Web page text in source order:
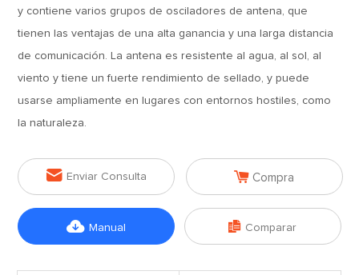
y contiene varios grupos de osciladores de antena, que
tienen las ventajas de una alta ganancia y una larga distancia
de comunicación. La antena es resistente al agua, al sol, al
viento y tiene un fuerte rendimiento de sellado, y puede
usarse ampliamente en lugares con entornos hostiles, como
la naturaleza.
 Enviar Consulta  Compra
 Manual  Comparar